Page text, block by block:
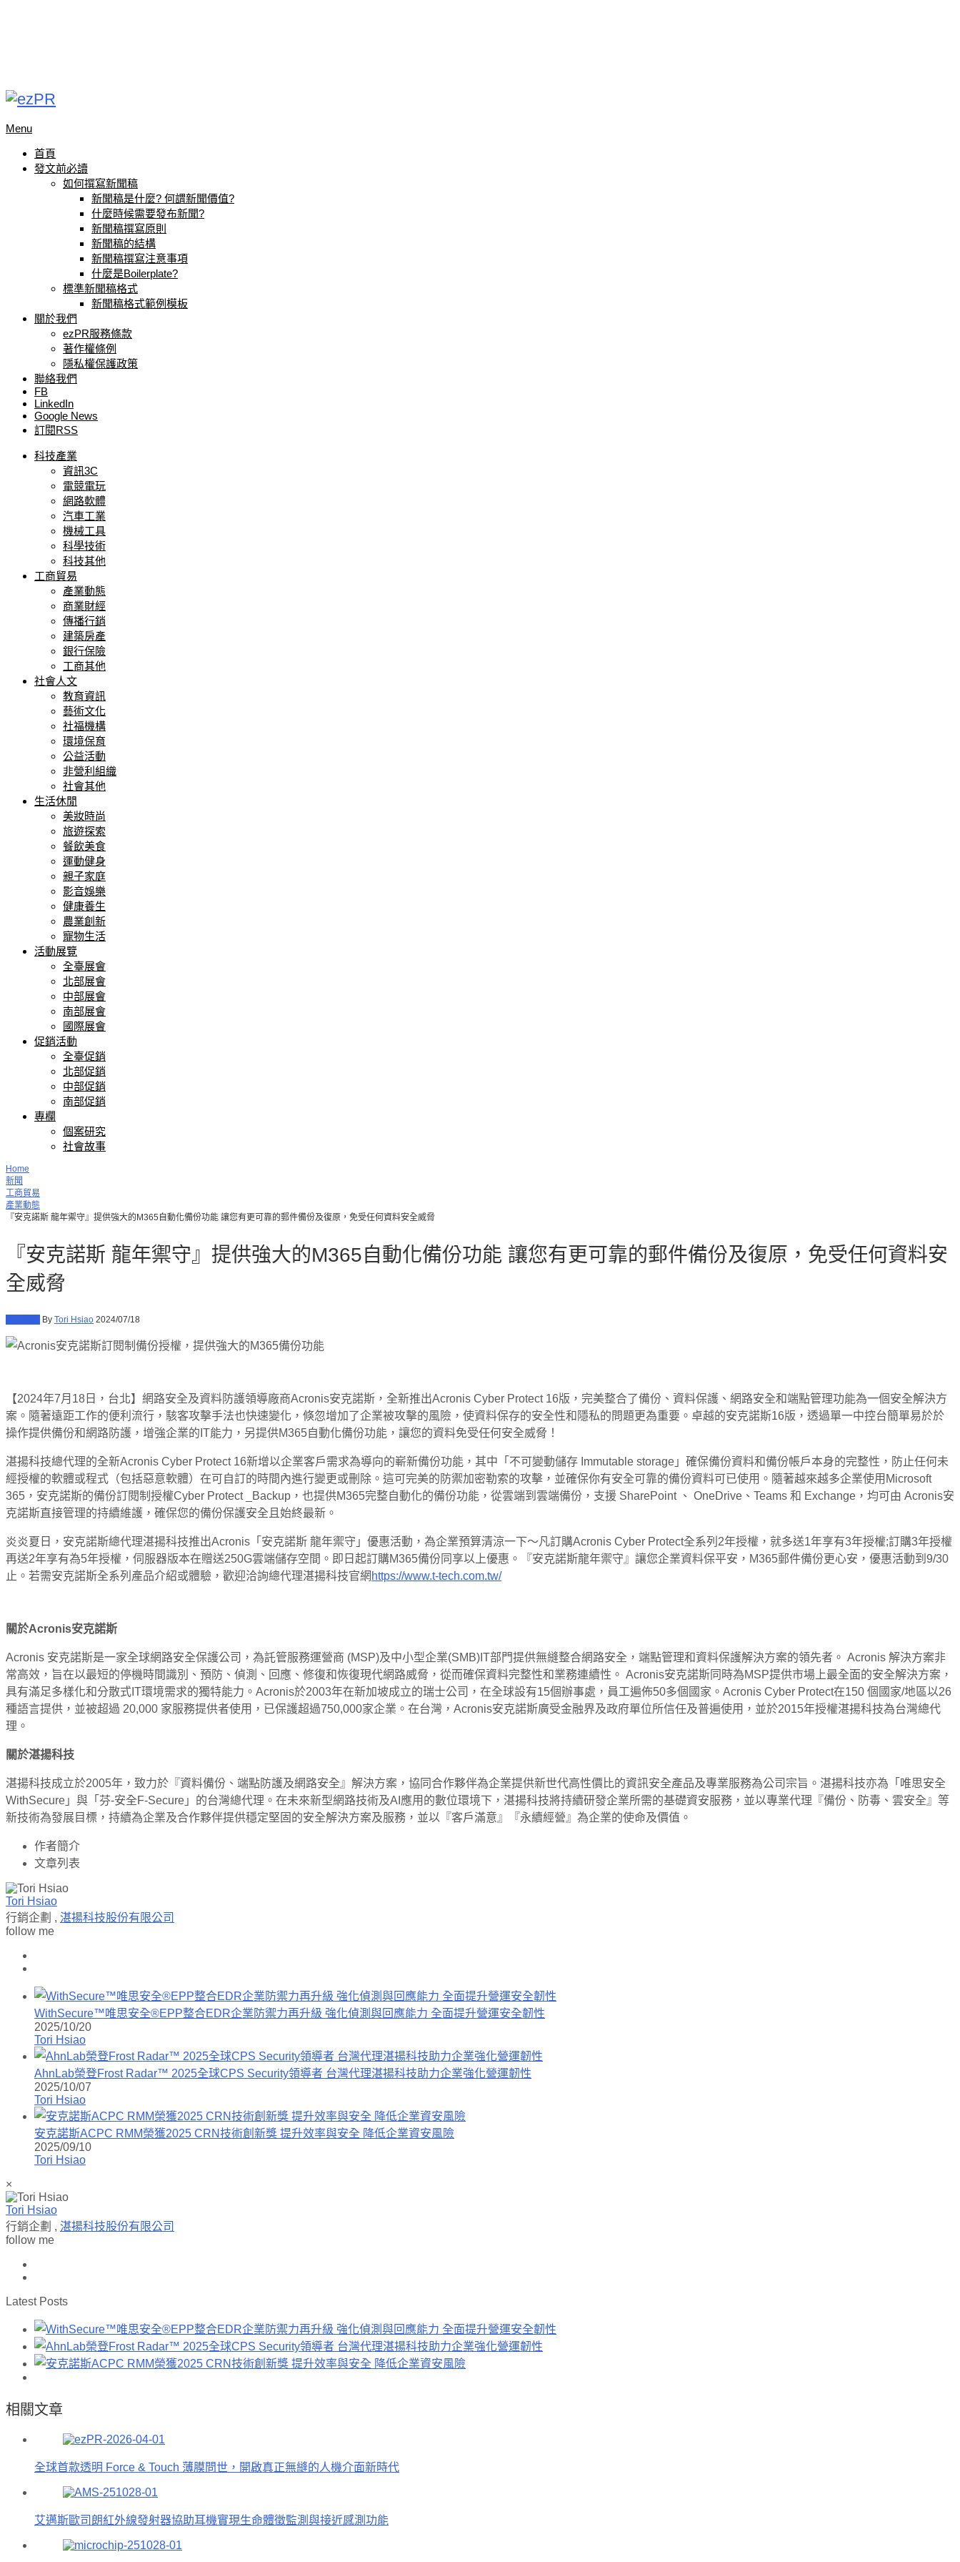
Menu
首頁
發文前必讀
如何撰寫新聞稿
新聞稿是什麼? 何謂新聞價值?
什麼時候需要發布新聞?
新聞稿撰寫原則
新聞稿的結構
新聞稿撰寫注意事項
什麼是Boilerplate?
標準新聞稿格式
新聞稿格式範例模板
關於我們
ezPR服務條款
著作權條例
隱私權保護政策
聯絡我們
FB
LinkedIn
Google News
訂閱RSS
科技產業
資訊3C
電競電玩
網路軟體
汽車工業
機械工具
科學技術
科技其他
工商貿易
產業動態
商業財經
傳播行銷
建築房產
銀行保險
工商其他
社會人文
教育資訊
藝術文化
社福機構
環境保育
公益活動
非營利組織
社會其他
生活休閒
美妝時尚
旅遊探索
餐飲美食
運動健身
親子家庭
影音娛樂
健康養生
農業創新
寵物生活
活動展覽
全臺展會
北部展會
中部展會
南部展會
國際展會
促銷活動
全臺促銷
北部促銷
中部促銷
南部促銷
專欄
個案研究
社會故事
Home
新聞
工商貿易
產業動態
『安克諾斯 龍年禦守』提供強大的M365自動化備份功能 讓您有更可靠的郵件備份及復原，免受任何資料安全威脅
『安克諾斯 龍年禦守』提供強大的M365自動化備份功能 讓您有更可靠的郵件備份及復原，免受任何資料安
全威脅
By Tori Hsiao 2024/07/18
【2024年7月18日，台北】網路安全及資料防護領導廠商Acronis安克諾斯，全新推出Acronis Cyber Protect 16版，完美整合了備份、資料保護、網路安全和端點管理功能為一個安全解決方
案。隨著遠距工作的便利流行，駭客攻擊手法也快速變化，倏忽增加了企業被攻擊的風險，使資料保存的安全性和隱私的問題更為重要。卓越的安克諾斯16版，透過單一中控台簡單易於於
操作提供備份和網路防護，增強企業的IT能力，另提供M365自動化備份功能，讓您的資料免受任何安全威脅！
湛揚科技總代理的全新Acronis Cyber Protect 16新增以企業客戶需求為導向的嶄新備份功能，其中「不可變動儲存 Immutable storage」確保備份資料和備份帳戶本身的完整性，防止任何未
經授權的軟體或程式（包括惡意軟體）在可自訂的時間內進行變更或刪除。這可完美的防禦加密勒索的攻擊，並確保你有安全可靠的備份資料可已使用。隨著越來越多企業使用Microsoft
365，安克諾斯的備份訂閱制授權Cyber Protect _Backup，也提供M365完整自動化的備份功能，從雲端到雲端備份，支援 SharePoint 、 OneDrive、Teams 和 Exchange，均可由 Acronis安
克諾斯直接管理的持續維護，確保您的備份保護安全且始終最新。
炎炎夏日，安克諾斯總代理湛揚科技推出Acronis「安克諾斯 龍年禦守」優惠活動，為企業預算清涼一下～凡訂購Acronis Cyber Protect全系列2年授權，就多送1年享有3年授權;訂購3年授權
再送2年享有為5年授權，伺服器版本在贈送250G雲端儲存空間。即日起訂購M365備份同享以上優惠。『安克諾斯龍年禦守』讓您企業資料保平安，M365郵件備份更心安，優惠活動到9/30
止。若需安克諾斯全系列產品介紹或體驗，歡迎洽詢總代理湛揚科技官網 https://www.t-tech.com.tw/
關於Acronis安克諾斯
Acronis 安克諾斯是一家全球網路安全保護公司，為託管服務運營商 (MSP)及中小型企業(SMB)IT部門提供無縫整合網路安全，端點管理和資料保護解決方案的領先者。 Acronis 解決方案非
常高效，旨在以最短的停機時間識別、預防、偵測、回應、修復和恢復現代網路威脅，從而確保資料完整性和業務連續性。 Acronis安克諾斯同時為MSP提供市場上最全面的安全解決方案，
具有滿足多樣化和分散式IT環境需求的獨特能力。Acronis於2003年在新加坡成立的瑞士公司，在全球設有15個辦事處，員工遍佈50多個國家。Acronis Cyber​​ Protect在150 個國家/地區以26
種語言提供，並被超過 20,000 家服務提供者使用，已保護超過750,000家企業。在台灣，Acronis安克諾斯廣受金融界及政府單位所信任及普遍使用，並於2015年授權湛揚科技為台灣總代
理。
關於湛揚科技
湛揚科技成立於2005年，致力於『資料備份、端點防護及網路安全』解決方案，協同合作夥伴為企業提供新世代高性價比的資訊安全產品及專業服務為公司宗旨。湛揚科技亦為「唯思安全
WithSecure」與「芬-安全F-Secure」的台灣總代理。在未來新型網路技術及AI應用的數位環境下，湛揚科技將持續研發企業所需的基礎資安服務，並以專業代理『備份、防毒、雲安全』等
新技術為發展目標，持續為企業及合作夥伴提供穩定堅固的安全解決方案及服務，並以『客戶滿意』『永續經營』為企業的使命及價值。
作者簡介
文章列表
Tori Hsiao
行銷企劃 , 湛揚科技股份有限公司
follow me
WithSecure™唯思安全®EPP整合EDR企業防禦力再升級 強化偵測與回應能力 全面提升營運安全韌性
2025/10/20
Tori Hsiao
AhnLab榮登Frost Radar™ 2025全球CPS Security領導者 台灣代理湛揚科技助力企業強化營運韌性
2025/10/07
Tori Hsiao
安克諾斯ACPC RMM榮獲2025 CRN技術創新獎 提升效率與安全 降低企業資安風險
2025/09/10
Tori Hsiao
×
Tori Hsiao
行銷企劃 , 湛揚科技股份有限公司
follow me
Latest Posts
相關文章
全球首款透明 Force & Touch 薄膜問世，開啟真正無縫的人機介面新時代
艾邁斯歐司朗紅外線發射器協助耳機實現生命體徵監測與接近感測功能